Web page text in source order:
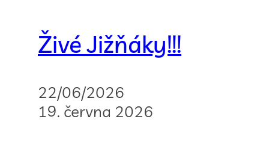
Živé Jižňáky!!!
22/06/2026
19. června 2026